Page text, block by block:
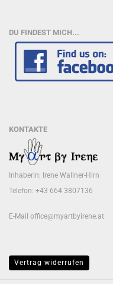
DU FINDEST MICH...
KONTAKTE
Inhaberin: Irene Wallner-Hirn
Telefon: +43 664 3807136
E-Mail office@myartbyirene.at
Vertrag widerrufen